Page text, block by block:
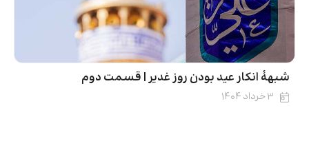
شبهۀ انکار عید بودن روز غدیر | قسمت دوم
۳ خرداد ۱۴۰۴